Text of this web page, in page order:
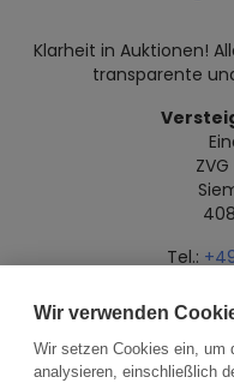
Klarheit in Auktionen!
transparente
Tel.:
Datenschutz
Wir verwenden
Wir setzen Cookies ein, um
analysieren, einschließlich